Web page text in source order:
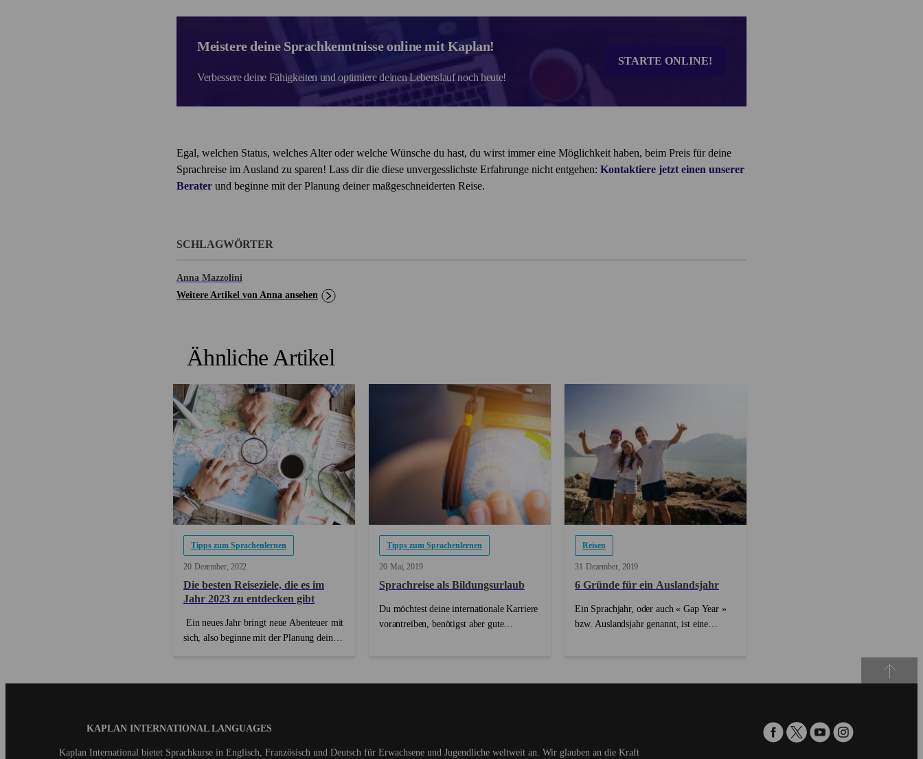
Meistere deine Sprachkenntnisse online mit Kaplan!
Verbessere deine Fähigkeiten und optimiere deinen Lebenslauf noch heute!
STARTE ONLINE!
Egal, welchen Status, welches Alter oder welche Wünsche du hast, du wirst immer eine Möglichkeit haben, beim Preis für deine
Sprachreise im Ausland zu sparen! Lass dir die diese unvergesslichste Erfahrunge nicht entgehen: Kontaktiere jetzt einen unserer
Berater und beginne mit der Planung deiner maßgeschneiderten Reise.
SCHLAGWÖRTER
Anna Mazzolini
Weitere Artikel von Anna ansehen
Ähnliche Artikel
Tipps zum Sprachenlernen
20 Dezember 2022
Die besten Reiseziele, die es im
Jahr 2023 zu entdecken gibt
Ein neues Jahr bringt neue Abenteuer mit
sich, also beginne mit der Planung deiner
andere Kultur kennenzulernen und
Tipps zum Sprachenlernen
20 Mai 2019
Sprachreise als Bildungsurlaub
Du möchtest deine internationale Karriere
vorantreiben, benötigst aber gute
ausüben könntest? Jetzt fragst du dich
Reisen
31 Dezember 2019
6 Gründe für ein Auslandsjahr
Ein Sprachjahr, oder auch « Gap Year »
bzw. Auslandsjahr genannt, ist eine
großartiges Gefühl eine neue Stadt zu
KAPLAN INTERNATIONAL LANGUAGES
Kaplan International bietet Sprachkurse in Englisch, Französisch und Deutsch für Erwachsene und Jugendliche weltweit an. Wir glauben an die Kraft